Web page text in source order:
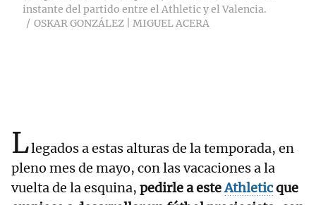
instante del partido entre el Athletic y el Valencia.
OSKAR GONZÁLEZ | MIGUEL ACERA
Llegados a estas alturas de la temporada, en
pleno mes de mayo, con las vacaciones a la
vuelta de la esquina, pedirle a esteAthleticque